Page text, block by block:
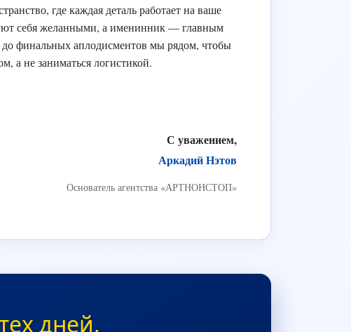
где каждая деталь работает на ваше
себя желанными, а именинник — главным
финальных аплодисментов мы рядом, чтобы
а не заниматься логистикой.
С уважением,
Аркадий Нэтов
Основатель агентства «АРТНОНСТОП»
дней,